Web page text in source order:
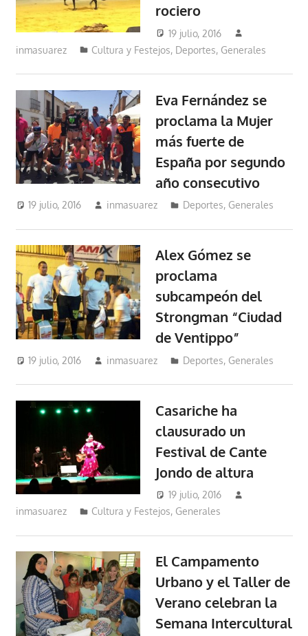
rociero
19 julio, 2016
inmasuarez
Cultura y Festejos, Deportes, Generales
Eva Fernández se
proclama la Mujer
más fuerte de
España por segundo
año consecutivo
19 julio, 2016 inmasuarez Deportes, Generales
Alex Gómez se
proclama
subcampeón del
Strongman “Ciudad
de Ventippo”
19 julio, 2016 inmasuarez Deportes, Generales
Casariche ha
clausurado un
Festival de Cante
Jondo de altura
19 julio, 2016
inmasuarez
Cultura y Festejos, Generales
El Campamento
Urbano y el Taller de
Verano celebran la
Semana Intercultural